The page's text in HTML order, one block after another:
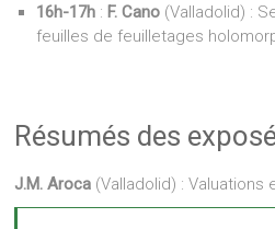
16h-17h : F. Cano (Valladolid) :
feuilles de feuilletages
Résumés des
J.M. Aroca (Valladolid) :